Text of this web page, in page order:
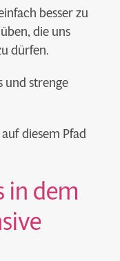
besser zu
die uns
dürfen.
und strenge
diesem Pfad
in dem